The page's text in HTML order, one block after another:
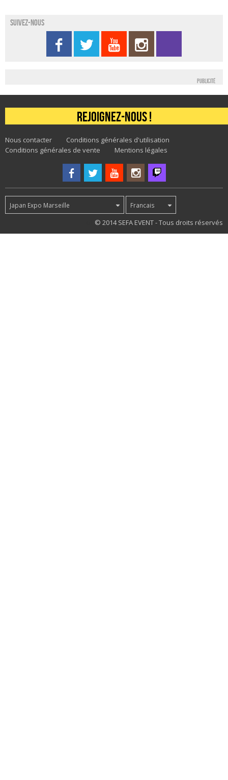
Suivez-nous
Publicité
Rejoignez-nous !
Nous contacter
Conditions générales d'utilisation
Conditions générales de vente
Mentions légales
Japan Expo Marseille Francais
© 2014 SEFA EVENT - Tous droits réservés